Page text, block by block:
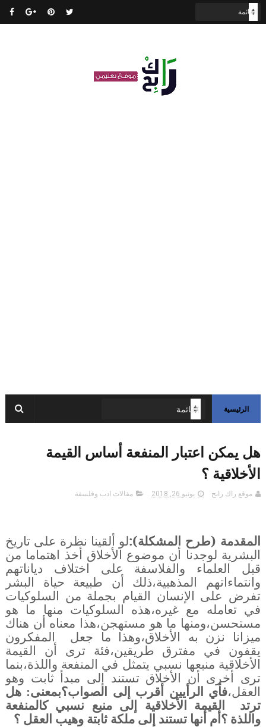
الرئيسية
هل يمكن اعتبار المنفعة أساس القيمة
الأخلاقية ؟
موقع راك رابح يونيو 26, 2018 مقالات ادب وفلسفة
المقدمة (طرح المشكلة):لو ألقينا نظرة على تاريخ
البشرية لوجدنا أن موضوع الأخلاق أخذ اهتماما من
قبل العلماء والفلاسفة على اختلاف دياناتهم
وانتماءاتهم المذهبية،ذلك أن طبيعة حياة البشر
تفرض على الإنسان القيام بجملة من السلوكيات
في تعامله مع غيره،هذه السلوكيات منها ما هو
مستحسن،ومنها ما هو مستهجن،هذا معناه أن هناك
ميزانا نزن به الأخلاق،وهذا ما جعل المفكرون
يقفون في مفترق طريقين،فئة ترى أن القيمة
الأخلاقية منبعها نسبي يتمثل في المنفعة واللذة،بنما
ترى أخرى أن الأخلاق تستند إلى مبدأ ثابت وهو
العقل،فأي الرأيين أقرب إلى الصواب؟بمعنى: هل
ترتد القيمة الأخلاقية إلى منبع نسبي كالمنفعة
واللذة ؟أم أنها تستند إلى ملكة ثابتة وهيب العقل ؟